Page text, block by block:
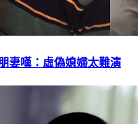
妻嘆：虛偽媳婦太難演